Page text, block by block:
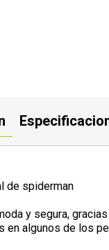
de spiderman
y segura,
algunos de los